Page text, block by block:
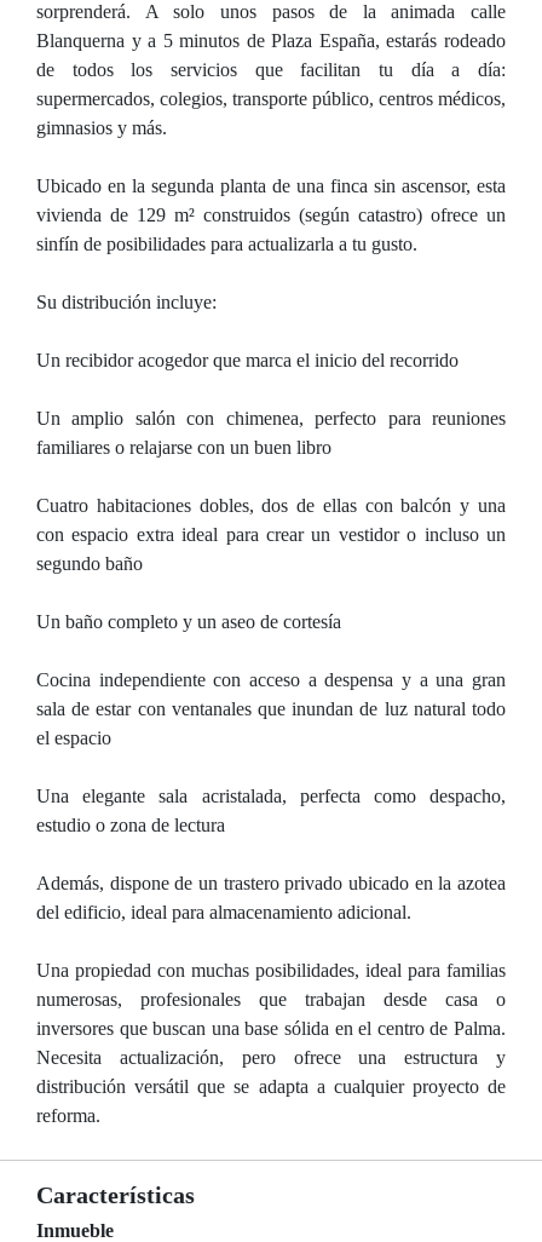
sorprenderá. A solo unos pasos de la animada calle
Blanquerna y a 5 minutos de Plaza España, estarás rodeado
de todos los servicios que facilitan tu día a día:
supermercados, colegios, transporte público, centros médicos,
gimnasios y más.
Ubicado en la segunda planta de una finca sin ascensor, esta
vivienda de 129 m² construidos (según catastro) ofrece un
sinfín de posibilidades para actualizarla a tu gusto.
Su distribución incluye:
Un recibidor acogedor que marca el inicio del recorrido
Un amplio salón con chimenea, perfecto para reuniones
familiares o relajarse con un buen libro
Cuatro habitaciones dobles, dos de ellas con balcón y una
con espacio extra ideal para crear un vestidor o incluso un
segundo baño
Un baño completo y un aseo de cortesía
Cocina independiente con acceso a despensa y a una gran
sala de estar con ventanales que inundan de luz natural todo
el espacio
Una elegante sala acristalada, perfecta como despacho,
estudio o zona de lectura
Además, dispone de un trastero privado ubicado en la azotea
del edificio, ideal para almacenamiento adicional.
Una propiedad con muchas posibilidades, ideal para familias
numerosas, profesionales que trabajan desde casa o
inversores que buscan una base sólida en el centro de Palma.
Necesita actualización, pero ofrece una estructura y
distribución versátil que se adapta a cualquier proyecto de
reforma.
Características
Inmueble